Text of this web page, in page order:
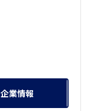
企業情報